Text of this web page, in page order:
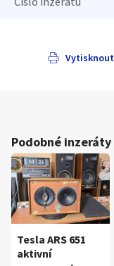
Vytisknout
Podobné inzeráty
Tesla ARS 651
aktivní